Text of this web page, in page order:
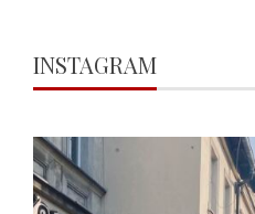
INSTAGRAM